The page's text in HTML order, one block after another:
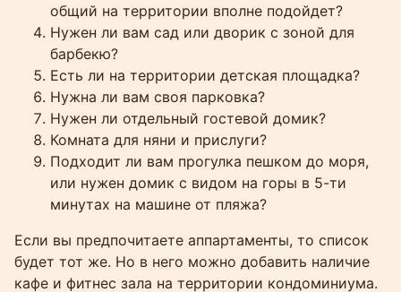
общий на территории вполне подойдет?
Нужен ли вам сад или дворик с зоной для
барбекю?
Есть ли на территории детская площадка?
Нужна ли вам своя парковка?
Нужен ли отдельный гостевой домик?
Комната для няни и прислуги?
Подходит ли вам прогулка пешком до моря,
или нужен домик с видом на горы в 5-ти
минутах на машине от пляжа?
Если вы предпочитаете аппартаменты, то список
будет тот же. Но в него можно добавить наличие
кафе и фитнес зала на территории кондоминиума.